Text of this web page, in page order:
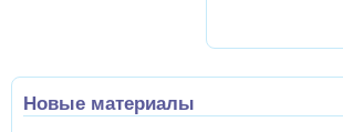
Новые материалы